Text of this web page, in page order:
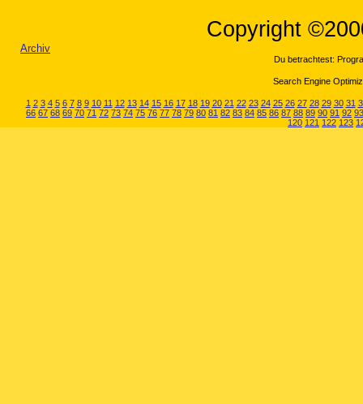
Copyright
Archiv
Du betrachtest:
Search Engine
1 2 3 4 5 6 7 8 9 10 11 12 13 14 15 16 17 18 19 20 21 22 23 24 25 26 27 28 29 30 31
66 67 68 69 70 71 72 73 74 75 76 77 78 79 80 81 82 83 84 85 86 87 88 89 90 91 92 93
120 121 122 123